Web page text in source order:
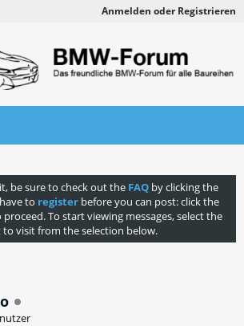
Anmelden oder Registrieren
be sure to check out the FAQ by clicking the
to register before you can post: click the
To start viewing messages, select the
visit from the selection below.